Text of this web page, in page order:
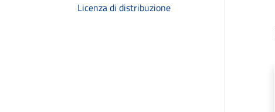
Licenza di distribuzione